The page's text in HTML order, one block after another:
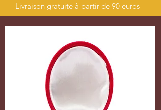
Livraison gratuite à partir de 90 euros